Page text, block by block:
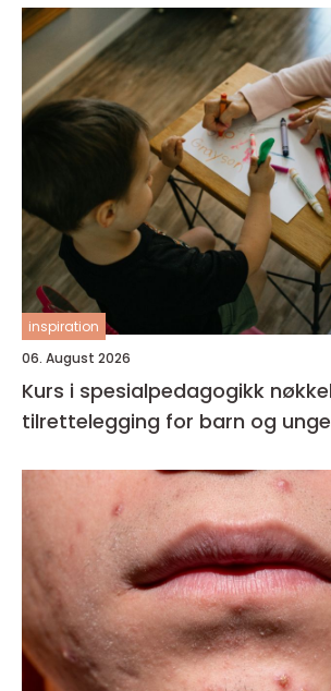
inspiration
06. August 2026
Kurs i spesialpedagogikk nøkkelen til bedre
tilrettelegging for barn og unge